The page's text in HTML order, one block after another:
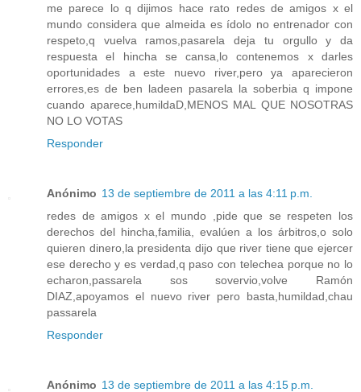
me parece lo q dijimos hace rato redes de amigos x el
mundo considera que almeida es ídolo no entrenador con
respeto,q vuelva ramos,pasarela deja tu orgullo y da
respuesta el hincha se cansa,lo contenemos x darles
oportunidades a este nuevo river,pero ya aparecieron
errores,es de ben ladeen pasarela la soberbia q impone
cuando aparece,humildaD,MENOS MAL QUE NOSOTRAS
NO LO VOTAS
Responder
Anónimo 13 de septiembre de 2011 a las 4:11 p.m.
redes de amigos x el mundo ,pide que se respeten los
derechos del hincha,familia, evalúen a los árbitros,o solo
quieren dinero,la presidenta dijo que river tiene que ejercer
ese derecho y es verdad,q paso con telechea porque no lo
echaron,passarela sos sovervio,volve Ramón
DIAZ,apoyamos el nuevo river pero basta,humildad,chau
passarela
Responder
Anónimo 13 de septiembre de 2011 a las 4:15 p.m.